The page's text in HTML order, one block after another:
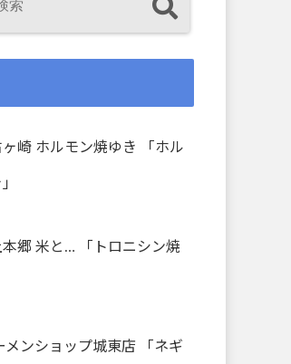
崎 ホルモン焼ゆき 「ホル
郷 米と… 「トロニシン焼
メンショップ城東店 「ネギ